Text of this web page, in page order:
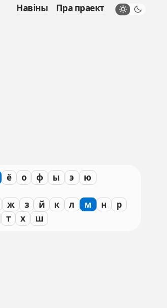
Навіны Пра праект
ё о ф ы э ю
ж з й к л м н
р
т х ш